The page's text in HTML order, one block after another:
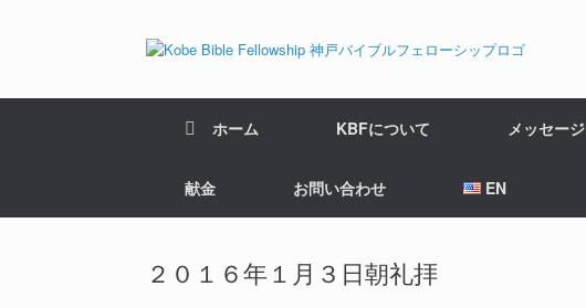
ホーム KBFについて メッセージ
献金 お問い合わせ EN
２０１６年１月３日朝礼拝